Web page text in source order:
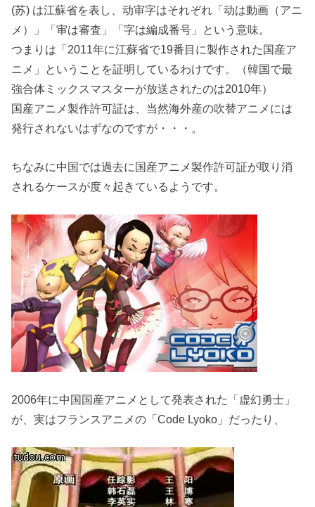
(苏) は江蘇省を表し、动审字はそれぞれ「动は動画（アニ
メ）」「审は審査」「字は編成番号」という意味。
つまりは「2011年に江蘇省で19番目に製作された国産ア
ニメ」ということを証明しているわけです。（韓国で最
強合体ミックスマスターが放送されたのは2010年）
国産アニメ製作許可証は、当然海外産の吹替アニメには
発行されないはずなのですが・・・。
ちなみに中国では過去に国産アニメ製作許可証が取り消
されるケースが度々起きているようです。
2006年に中国国産アニメとして発表された「虚幻勇士」
が、実はフランスアニメの「Code Lyoko」だったり、